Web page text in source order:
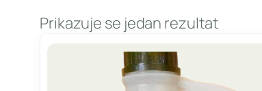
Prikazuje se jedan rezultat